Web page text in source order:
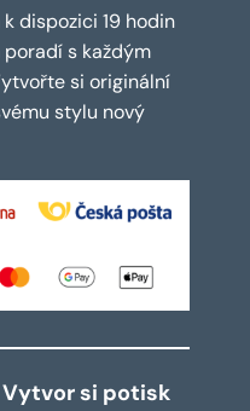
dispozici 19 hodin
s každým
si originální
stylu nový
si potisk